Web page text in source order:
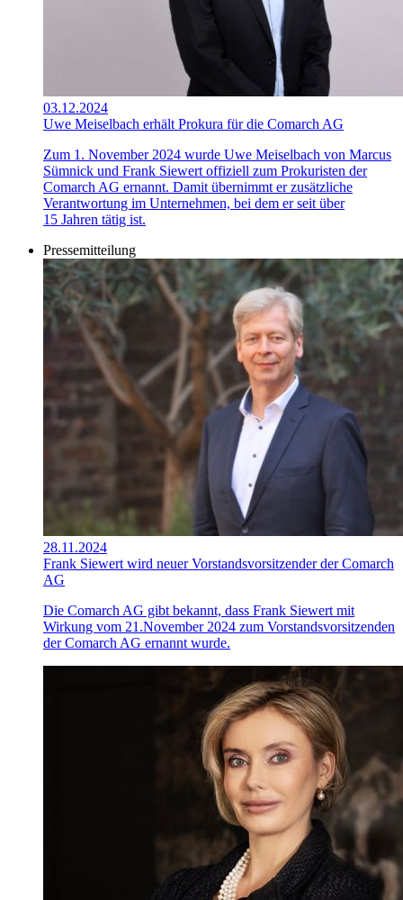
03.12.2024
Uwe Meiselbach erhält Prokura für die Comarch AG
Zum 1. November 2024 wurde Uwe Meiselbach von Marcus
Sümnick und Frank Siewert offiziell zum Prokuristen der
Comarch AG ernannt. Damit übernimmt er zusätzliche
Verantwortung im Unternehmen, bei dem er seit über
15 Jahren tätig ist.
Pressemitteilung
28.11.2024
Frank Siewert wird neuer Vorstandsvorsitzender der Comarch
AG
Die Comarch AG gibt bekannt, dass Frank Siewert mit
Wirkung vom 21.November 2024 zum Vorstandsvorsitzenden
der Comarch AG ernannt wurde.